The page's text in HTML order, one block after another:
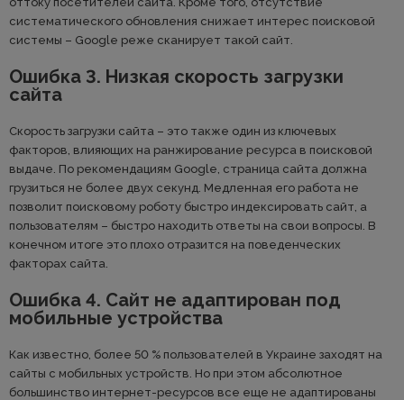
систематического обновления снижает интерес поисковой
системы – Google реже сканирует такой сайт.
Ошибка 3. Низкая скорость загрузки
сайта
Скорость загрузки сайта – это также один из ключевых
факторов, влияющих на ранжирование ресурса в поисковой
выдаче. По рекомендациям Google, страница сайта должна
грузиться не более двух секунд. Медленная его работа не
позволит поисковому роботу быстро индексировать сайт, а
пользователям – быстро находить ответы на свои вопросы. В
конечном итоге это плохо отразится на поведенческих
факторах сайта.
Ошибка 4. Сайт не адаптирован под
мобильные устройства
Как известно, более 50 % пользователей в Украине заходят на
сайты с мобильных устройств. Но при этом абсолютное
большинство интернет-ресурсов все еще не адаптированы